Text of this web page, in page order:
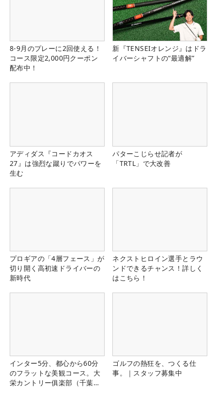
8-9月のプレーに2回使える！
コース限定2,000円クーポン
配布中！
新『TENSEIオレンジ』はドラ
イバーシャフトの“最適解”
アディダス『コードカオス
27』は強烈な蹴りでパワーを
生む
パターこじらせ記者が
「TRTL」で大改善
プロギアの「4層フェース」が
切り開く高初速ドライバーの
新時代
ネクストヒロイン選手とラウ
ンドできるチャンス！詳しく
はこちら！
インター5分、都心から60分
のフラットな美観コース。大
栄カントリー俱楽部（千葉
ゴルフの熱狂を、つくる仕
事。｜スタッフ募集中